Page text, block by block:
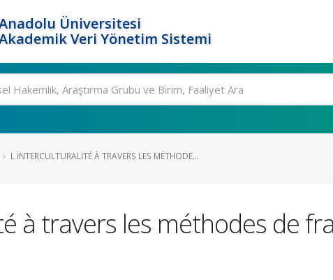
Üniversitesi
Veri Yönetim Sistemi
L INTERCULTURALITÉ À TRAVERS LES MÉTHODE...
à travers les méthodes de